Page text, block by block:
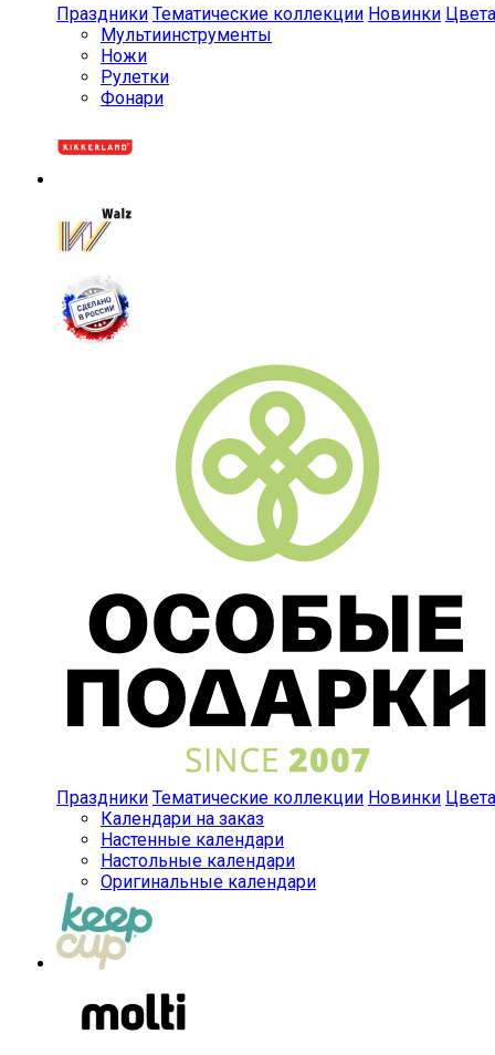
Праздники Тематические коллекции Новинки Цвета
Мульти­инструменты
Ножи
Рулетки
Фонари
Праздники Тематические коллекции Новинки Цвета
Календари на заказ
Настенные календари
Настольные календари
Оригинальные календари